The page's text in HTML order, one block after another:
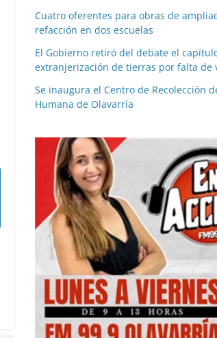
Cuatro oferentes para obras de
refacción en dos escuelas
El Gobierno retiró del debate el
extranjerización de tierras por falta de
Se inaugura el Centro de Recolección
Humana de Olavarría